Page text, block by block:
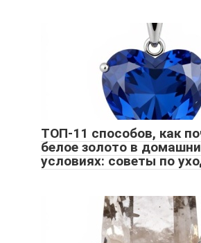
ТОП-11 способов, как
белое золото в
условиях: советы по